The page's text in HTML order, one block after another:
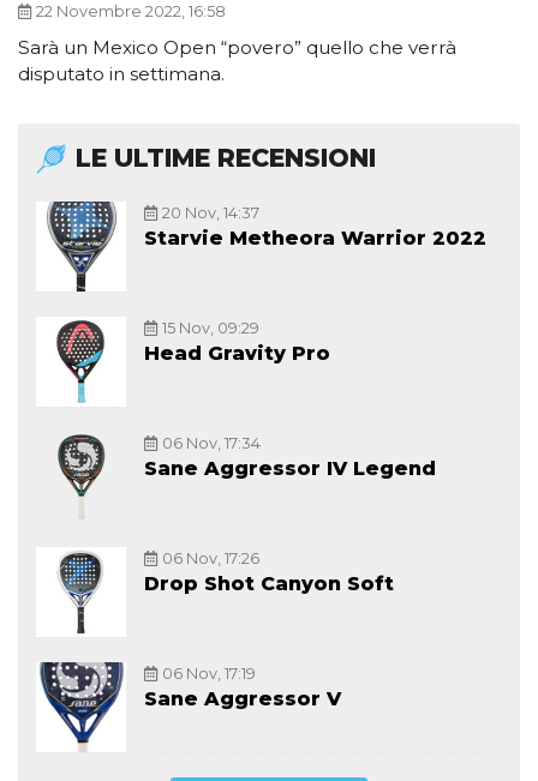
22 Novembre 2022, 16:58
Sarà un Mexico Open “povero” quello che verrà
disputato in settimana.
LE ULTIME RECENSIONI
20 Nov, 14:37
Starvie Metheora Warrior 2022
15 Nov, 09:29
Head Gravity Pro
06 Nov, 17:34
Sane Aggressor IV Legend
06 Nov, 17:26
Drop Shot Canyon Soft
06 Nov, 17:19
Sane Aggressor V